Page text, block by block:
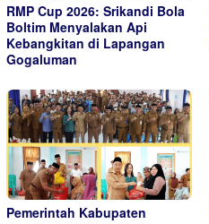
RMP Cup 2026: Srikandi Bola
Boltim Menyalakan Api
Kebangkitan di Lapangan
Gogaluman
Pemerintah Kabupaten